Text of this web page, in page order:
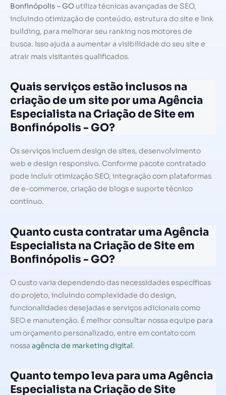
Bonfinópolis – GO utiliza técnicas avançadas de SEO,
incluindo otimização de conteúdo, estrutura do site e link
building, para melhorar seu ranking nos motores de
busca. Isso ajuda a aumentar a visibilidade do seu site e
atrair mais visitantes qualificados.
Quais serviços estão inclusos na
criação de um site por uma Agência
Especialista na Criação de Site em
Bonfinópolis - GO?
Os serviços incluem design de sites, desenvolvimento
web e design responsivo. Conforme pacote contratado
pode incluir otimização SEO, integração com plataformas
de e-commerce, criação de blogs e suporte técnico
contínuo.
Quanto custa contratar uma Agência
Especialista na Criação de Site em
Bonfinópolis - GO?
O custo varia dependendo das necessidades específicas
do projeto, incluindo complexidade do design,
funcionalidades desejadas e serviços adicionais como
SEO e manutenção. É melhor consultar nossa equipe para
um orçamento personalizado, entre em contato com
nossa agência de marketing digital.
Quanto tempo leva para uma Agência
Especialista na Criação de Site